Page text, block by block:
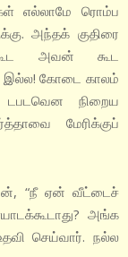
எல்லாமே ரொம்ப
அந்தக் குதிரை
அவன் கூட
இல்ல! கோடை காலம்
நிறைய
மேரிக்குப்
“நீ ஏன் வீட்டைச்
அங்க
செய்வார். நல்ல